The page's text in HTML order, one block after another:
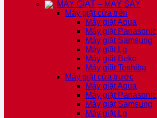
MÁY GIẶT – MÁY SẤY
Máy giặt cửa trên
Máy giặt Aqua
Máy giặt Panasonic
Máy giặt Samsung
Máy giặt Lg
Máy giặt Beko
Máy giặt Toshiba
Máy giặt cửa trước
Máy giặt Aqua
Máy giặt Panasonic
Máy giặt Samsung
Máy giặt Lg